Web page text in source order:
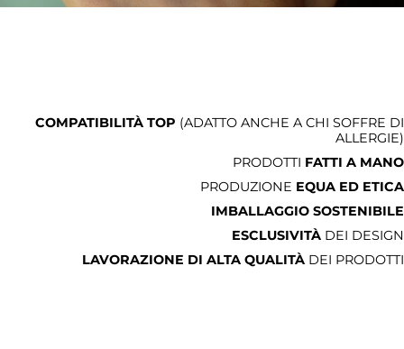
COMPATIBILITÀ TOP (ADATTO ANCHE A CHI SOFFRE DI
ALLERGIE)
PRODOTTI FATTI A MANO
PRODUZIONE EQUA ED ETICA
IMBALLAGGIO SOSTENIBILE
ESCLUSIVITÀ DEI DESIGN
LAVORAZIONE DI ALTA QUALITÀ DEI PRODOTTI